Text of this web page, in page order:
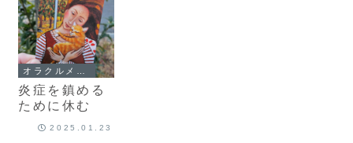
炎症を鎮める
ために休む
2025.01.23